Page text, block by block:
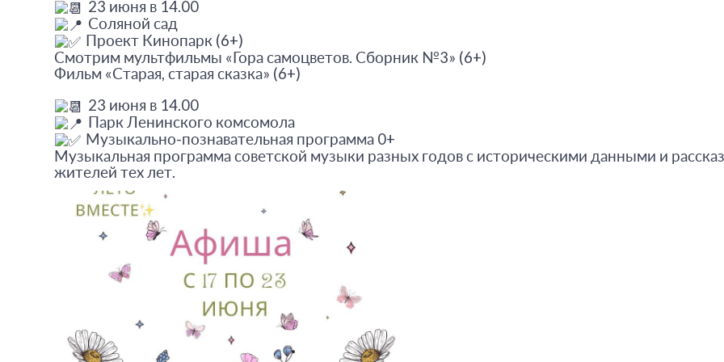
23 июня в 14.00
Соляной сад
Проект Кинопарк (6+)
Смотрим мультфильмы «Гора самоцветов. Сборник №3» (6+)
Фильм «Старая, старая сказка» (6+)
23 июня в 14.00
Парк Ленинского комсомола
Музыкально-познавательная программа 0+
Музыкальная программа советской музыки разных годов с историческими данными и
жителей тех лет.